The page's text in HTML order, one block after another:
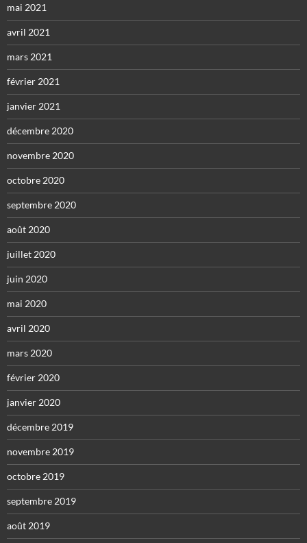
mai 2021
avril 2021
mars 2021
février 2021
janvier 2021
décembre 2020
novembre 2020
octobre 2020
septembre 2020
août 2020
juillet 2020
juin 2020
mai 2020
avril 2020
mars 2020
février 2020
janvier 2020
décembre 2019
novembre 2019
octobre 2019
septembre 2019
août 2019